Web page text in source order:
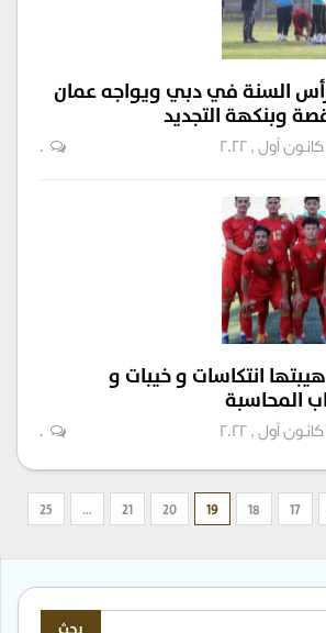
السنة في دبي ويواجه عمان
وبنكهة التجديد
0
انتكاسات و خيبات و
المحاسبة
0
17
18
19
20
21
25